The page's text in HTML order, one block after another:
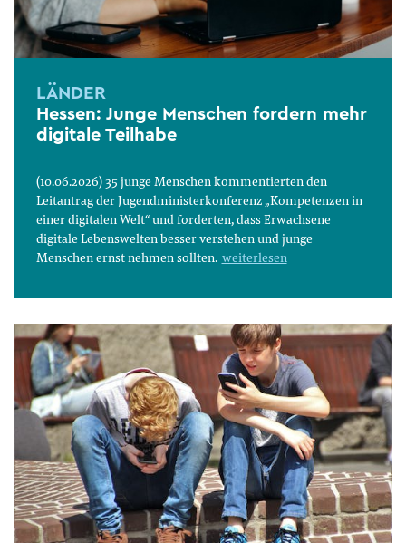
LÄNDER
Hessen: Junge Menschen fordern mehr
digitale Teilhabe
(10.06.2026) 35 junge Menschen kommentierten den
Leitantrag der Jugendministerkonferenz „Kompetenzen in
einer digitalen Welt“ und forderten, dass Erwachsene
digitale Lebenswelten besser verstehen und junge
Menschen ernst nehmen sollten. weiterlesen